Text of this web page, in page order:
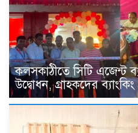
কলসকাঠীতে সিটি এজেন্ট
উদ্বোধন, গ্রাহকদের